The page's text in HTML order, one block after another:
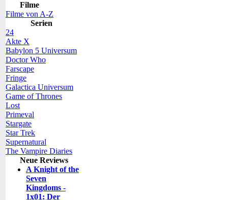
Filme
Filme von A-Z
Serien
24
Akte X
Babylon 5 Universum
Doctor Who
Farscape
Fringe
Galactica Universum
Game of Thrones
Lost
Primeval
Stargate
Star Trek
Supernatural
The Vampire Diaries
Neue Reviews
A Knight of the
Seven
Kingdoms -
1x01: Der